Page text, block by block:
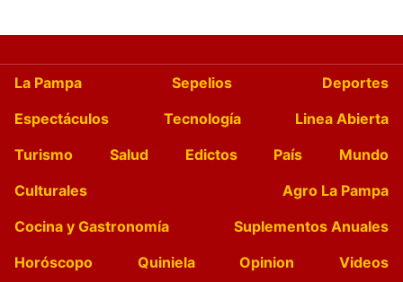
La Pampa Sepelios
Deportes
Espectáculos
Tecnología
Linea Abierta
Turismo
Salud Edictos País
Mundo
Culturales
Agro La Pampa
Cocina y Gastronomía
Suplementos Anuales
Horóscopo
Quiniela Opinion
Videos